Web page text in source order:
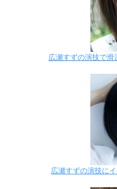
広瀬すずの演技で滑
広瀬すずの演技に